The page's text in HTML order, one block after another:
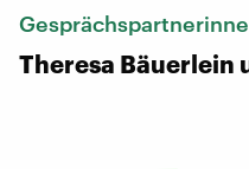
Theresa Bäuerlein